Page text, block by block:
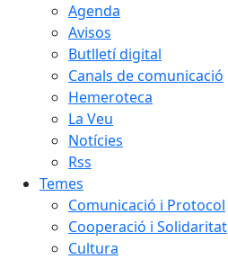
Agenda
Avisos
Butlletí digital
Canals de comunicació
Hemeroteca
La Veu
Notícies
Rss
Temes
Comunicació i Protocol
Cooperació i Solidaritat
Cultura